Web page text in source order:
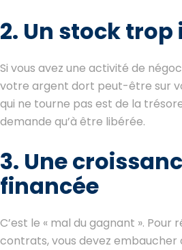
2. Un stock
Si vous avez une activité de
votre argent dort peut-être sur
qui ne tourne pas est de la
demande qu’à être libérée.
3. Une
financée
C’est le « mal du gagnant ». Pour
contrats, vous devez